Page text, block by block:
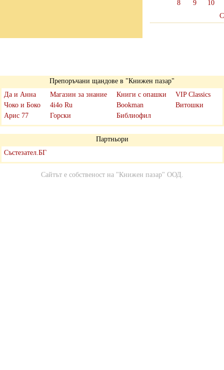
8
9 10
Препоръчани щандове в "Книжен пазар"
Да и Анна
Чоко и Боко
Арис 77
Магазин за знание
4i4o Ru
Горски
Книги с опашки
Bookman
Библиофил
VIP Classics
Витошки
Партньори
Състезател.БГ
Сайтът е собственост на "Книжен пазар" ООД.